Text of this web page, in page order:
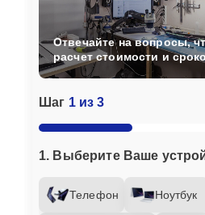
Шаг 1 из 3
1. Выберите Ваше
Телефон Ноутбук
Отвечайте на вопросы,
расчет стоимости и